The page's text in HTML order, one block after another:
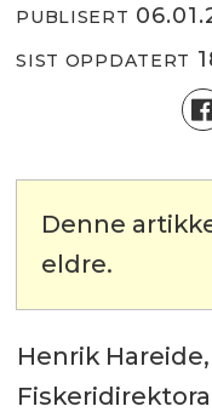
PUBLISERT
SIST OPPDATERT
Denne
eldre.
Henrik